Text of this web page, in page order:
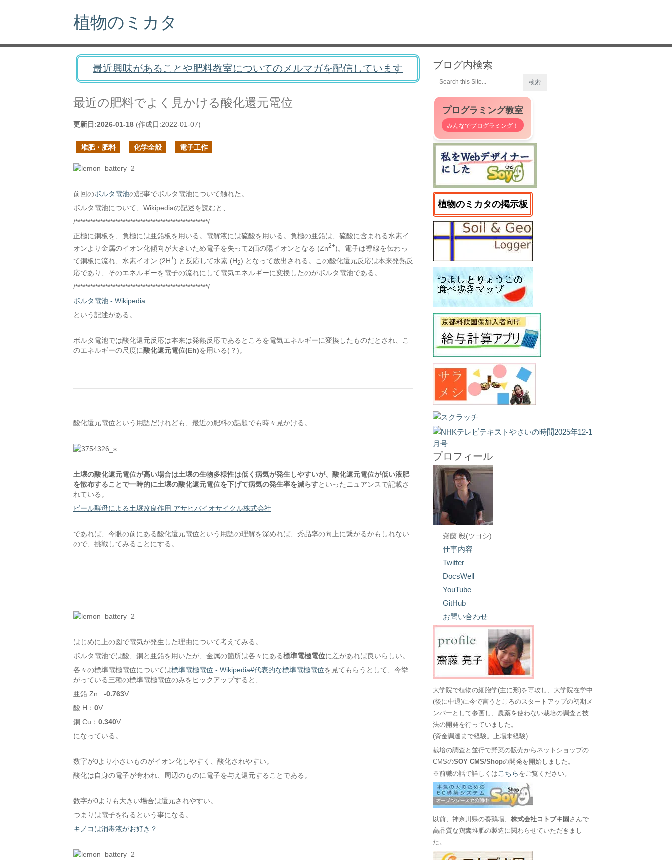
植物のミカタ
最近興味があることや肥料教室についてのメルマガを配信しています
最近の肥料でよく見かける酸化還元電位
更新日:2026-01-18 (作成日:2022-01-07)
堆肥・肥料 化学全般 電子工作
前回のボルタ電池の記事でボルタ電池について触れた。
ボルタ電池について、Wikipediaの記述を読むと、
/*****************************************************/
正極に銅板を、負極には亜鉛板を用いる。電解液には硫酸を用いる。負極の亜鉛は、硫酸に含まれる水素イ
オンより金属のイオン化傾向が大きいため電子を失って2価の陽イオンとなる (Zn2+)。電子は導線を伝わっ
て銅板に流れ、水素イオン (2H+) と反応して水素 (H2) となって放出される。この酸化還元反応は本来発熱反
応であり、そのエネルギーを電子の流れにして電気エネルギーに変換したのがボルタ電池である。
/*****************************************************/
ボルタ電池 - Wikipedia
という記述がある。
ボルタ電池では酸化還元反応は本来は発熱反応であるところを電気エネルギーに変換したものだとされ、こ
のエネルギーの尺度に酸化還元電位(Eh)を用いる(？)。
酸化還元電位という用語だけれども、最近の肥料の話題でも時々見かける。
土壌の酸化還元電位が高い場合は土壌の生物多様性は低く病気が発生しやすいが、酸化還元電位が低い液肥
を散布することで一時的に土壌の酸化還元電位を下げて病気の発生率を減らすといったニュアンスで記載さ
れている。
ビール酵母による土壌改良作用 アサヒバイオサイクル株式会社
であれば、今眼の前にある酸化還元電位という用語の理解を深めれば、秀品率の向上に繋がるかもしれない
ので、挑戦してみることにする。
はじめに上の図で電気が発生した理由について考えてみる。
ボルタ電池では酸、銅と亜鉛を用いたが、金属の箇所は各々にある標準電極電位に差があれば良いらしい。
各々の標準電極電位については標準電極電位 - Wikipedia#代表的な標準電極電位を見てもらうとして、今挙
がっている三種の標準電極電位のみをピックアップすると、
亜鉛 Zn : -0.763V
酸 H： 0V
銅 Cu： 0.340V
になっている。
数字が0より小さいものがイオン化しやすく、酸化されやすい。
酸化は自身の電子が奪われ、周辺のものに電子を与え還元することである。
数字が0よりも大きい場合は還元されやすい。
つまりは電子を得るという事になる。
キノコは消毒液がお好き？
ブログ内検索
プログラミング教室
みんなでプログラミング！
植物のミカタの掲示板
プロフィール
齋藤 毅(ツヨシ)
仕事内容
Twitter
DocsWell
YouTube
GitHub
お問い合わせ
大学院で植物の細胞学(主に形)を専攻し、大学院在学中
(後に中退)に今で言うところのスタートアップの初期メ
ンバーとして参画し、農薬を使わない栽培の調査と技
法の開発を行っていました。
(資金調達まで経験。上場未経験)
栽培の調査と並行で野菜の販売からネットショップの
CMSのSOY CMS/Shopの開発を開始しました。
※前職の話で詳しくは こちら をご覧ください。
以前、神奈川県の養鶏場、株式会社コトブキ園 さんで
高品質な鶏糞堆肥の製造に関わらせていただきまし
た。